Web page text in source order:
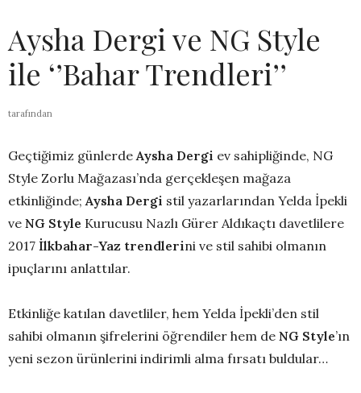
Aysha Dergi ve NG Style
ile ‘’Bahar Trendleri’’
tarafından
Geçtiğimiz günlerdeAysha Dergi ev sahipliğinde, NG
Style Zorlu Mağazası’nda gerçekleşen mağaza
etkinliğinde;Aysha Dergi stil yazarlarından Yelda İpekli
ve NG Style Kurucusu Nazlı Gürer Aldıkaçtı davetlilere
2017 İlkbahar-Yaz trendlerini ve stil sahibi olmanın
ipuçlarını anlattılar.
Etkinliğe katılan davetliler, hem Yelda İpekli’den stil
sahibi olmanın şifrelerini öğrendiler hem de NG Style’ın
yeni sezon ürünlerini indirimli alma fırsatı buldular…